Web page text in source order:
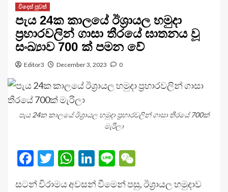
විදෙස් පුවත්
පැය 24ක කාලයේ ඊශ්‍රායල හමුදා
ප්‍රහාරවලින් ගාසා තීරයේ ඝාතනය වූ
සංඛ්‍යාව 700 ක් පමන වේ
Editor3 December 3, 2023 0
පැය 24ක කාලයේ ඊශ්‍රායල හමුදා ප්‍රහාරවලින් ගාසා තීරයේ 700ක්
මැරිලා
Facebook
Twitter
WhatsApp
LinkedIn
Line
සටන් විරාමය අවසන් වීමෙන් පසු, ඊශ්‍රායල හමුදාව